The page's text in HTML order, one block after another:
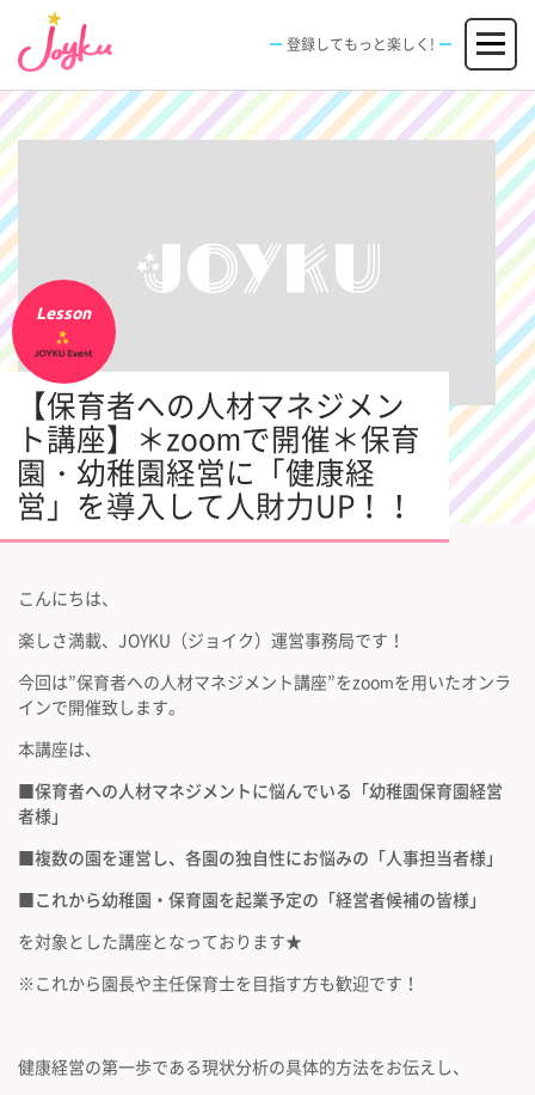
ン
ツ
へ
ス
キ
ッ
プ
メニュー
JOBS
求人情報
FACILITIES
施設
SPECIAL
エンタメ特典
EVENT
イベント
登録してもっと楽しく!
【保育者への人材マネジメン
ト講座】＊zoomで開催＊保育
園・幼稚園経営に「健康経
営」を導入して人財力UP！！
Lesson
こんにちは、
楽しさ満載、JOYKU（ジョイク）運営事務局です！
今回は”保育者への人材マネジメント講座”をzoomを用いたオンラ
インで開催致します。
本講座は、
■保育者への人材マネジメントに悩んでいる「幼稚園保育園経営
者様」
■複数の園を運営し、各園の独自性にお悩みの「人事担当者様」
■これから幼稚園・保育園を起業予定の「経営者候補の皆様」
を対象とした講座となっております★
※これから園長や主任保育士を目指す方も歓迎です！
健康経営の第一歩である現状分析の具体的方法をお伝えし、